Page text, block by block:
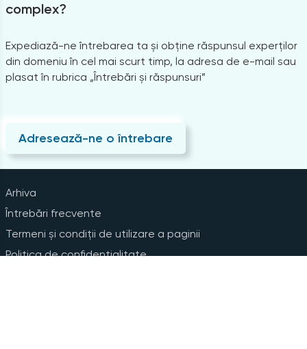
complex?
Expediază-ne întrebarea ta și obține răspunsul experților
din domeniu în cel mai scurt timp, la adresa de e-mail sau
plasat în rubrica „Întrebări și răspunsuri”
Adresează-ne o întrebare
Arhiva
Întrebări frecvente
Termeni și condiții de utilizare a paginii
Politica de confidențialitate